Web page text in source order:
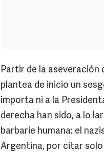
Partir de la aseveración
plantea de inicio un
importa ni a la
derecha han sido, a lo
barbarie humana: el
Argentina, por citar solo